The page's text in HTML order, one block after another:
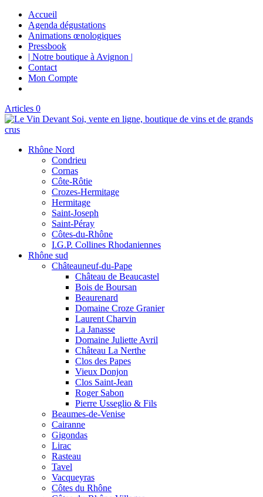
Accueil
Agenda dégustations
Animations œnologiques
Pressbook
| Notre boutique à Avignon |
Contact
Mon Compte
Articles 0
Rhône Nord
Condrieu
Cornas
Côte-Rôtie
Crozes-Hermitage
Hermitage
Saint-Joseph
Saint-Péray
Côtes-du-Rhône
I.G.P. Collines Rhodaniennes
Rhône sud
Châteauneuf-du-Pape
Château de Beaucastel
Bois de Boursan
Beaurenard
Domaine Croze Granier
Laurent Charvin
La Janasse
Domaine Juliette Avril
Château La Nerthe
Clos des Papes
Vieux Donjon
Clos Saint-Jean
Roger Sabon
Pierre Usseglio & Fils
Beaumes-de-Venise
Cairanne
Gigondas
Lirac
Rasteau
Tavel
Vacqueyras
Côtes du Rhône